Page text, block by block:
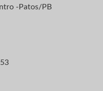
-Patos/PB